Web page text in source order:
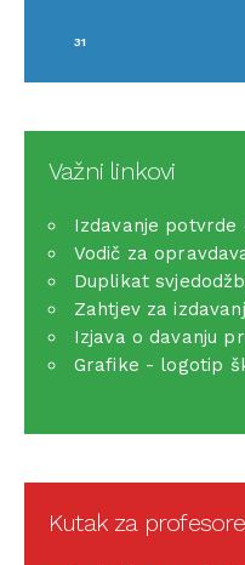
31
Važni linkovi
Izdavanje potvrde
Vodič za
Duplikat
Zahtjev za
Izjava o davanju
Grafike - logotip
Kutak za profesore